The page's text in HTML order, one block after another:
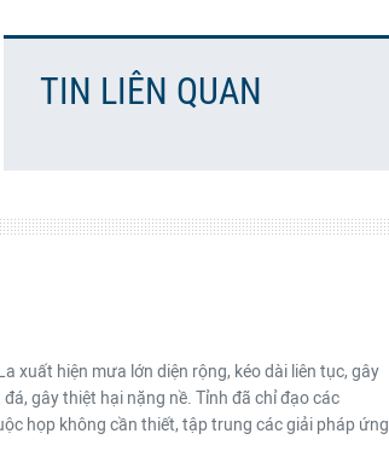
TIN LIÊN QUAN
xuất hiện mưa lớn diện rộng, kéo dài liên tục, gây
gây thiệt hại nặng nề. Tỉnh đã chỉ đạo các
họp không cần thiết, tập trung các giải pháp ứng